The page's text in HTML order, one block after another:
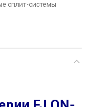
сплит-системы